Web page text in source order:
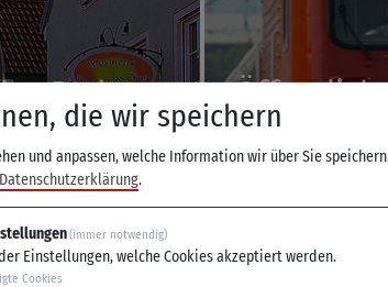
Rad
die wir speichern
und anpassen, welche Information wir über Sie
Datenschutzerklärung.
(immer notwendig)
Einstellungen, welche Cookies akzeptiert werden.
Cookies